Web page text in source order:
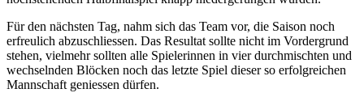
Für den nächsten Tag, nahm sich das Team vor, die Saison noch
erfreulich abzuschliessen. Das Resultat sollte nicht im Vordergrund
stehen, vielmehr sollten alle Spielerinnen in vier durchmischten und
wechselnden Blöcken noch das letzte Spiel dieser so erfolgreichen
Mannschaft geniessen dürfen.